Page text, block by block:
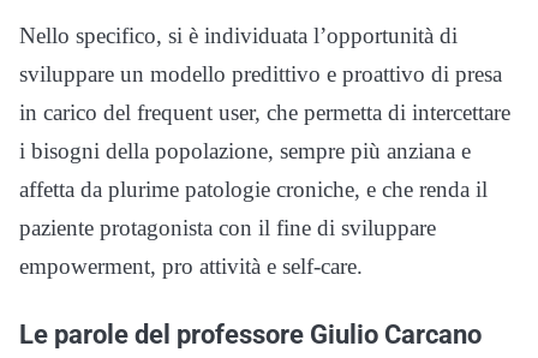
Nello specifico, si è individuata l’opportunità di
sviluppare un modello predittivo e proattivo di presa
in carico del frequent user, che permetta di intercettare
i bisogni della popolazione, sempre più anziana e
affetta da plurime patologie croniche, e che renda il
paziente protagonista con il fine di sviluppare
empowerment, pro attività e self-care.
Le parole del professore Giulio Carcano